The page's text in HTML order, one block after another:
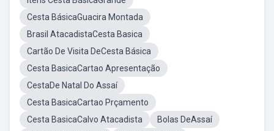
Cesta BásicaGuacira Montada
Brasil AtacadistaCesta Basica
Cartão De Visita DeCesta Básica
Cesta BasicaCartao Apresentação
CestaDe Natal Do Assaí
Cesta BasicaCartao Prçamento
Cesta BasicaCalvo Atacadista
Bolas DeAssaí